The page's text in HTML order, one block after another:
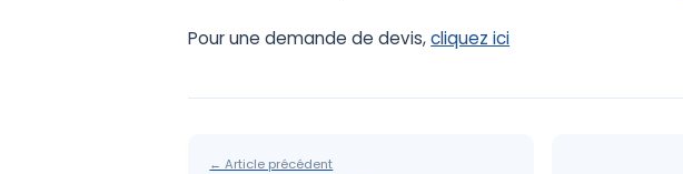
Pour une demande de devis,cliquez ici
← Article précédent